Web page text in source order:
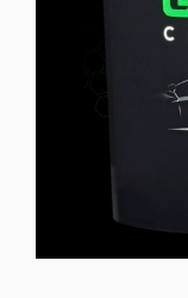
ποσότητα